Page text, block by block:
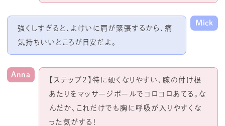
強くしすぎると、よけいに肩が緊張するから、痛
気持ちいいところが目安だよ。
Mick
Anna
【ステップ 2 】特に硬くなりやすい、腕の付け根
あたりをマッサージボールでコロコロあてる。な
んだか、これだけでも胸に呼吸が入りやすくな
った気がする！